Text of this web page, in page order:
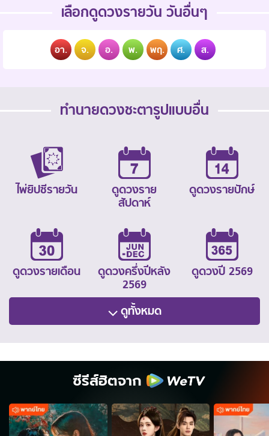
เลือกดูดวงรายวัน วันอื่นๆ
อา. จ. อ. พ. พฤ. ศ. ส.
ทำนายดวงชะตารูปแบบอื่น
ไพ่ยิปซีรายวัน
ดูดวงราย
สัปดาห์
ดูดวงรายปักษ์
ดูดวงรายเดือน
ดูดวงครึ่งปีหลัง
2569
ดูดวงปี 2569
ดูทั้งหมด
ซีรีส์ฮิตจาก